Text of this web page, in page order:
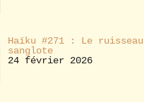
Haïku #271 : Le ruisseau
sanglote
24 février 2026